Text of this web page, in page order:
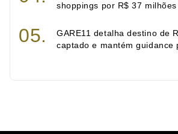
shoppings por R$ 37 milhões
GARE11 detalha destino de
captado e mantém guidance